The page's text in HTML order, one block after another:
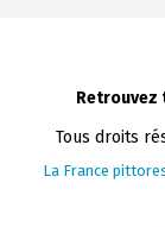
Retrouvez
Tous droits
La France